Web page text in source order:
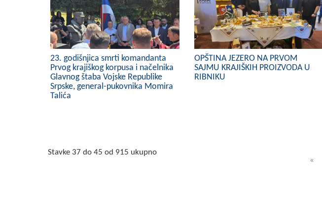
23. godišnjica smrti komandanta
Prvog krajiškog korpusa i načelnika
Glavnog štaba Vojske Republike
Srpske, general-pukovnika Momira
Talića
OPŠTINA JEZERO NA PRVOM
SAJMU KRAJIŠKIH PROIZVODA U
RIBNIKU
«
Stavke 37 do 45 od 915 ukupno